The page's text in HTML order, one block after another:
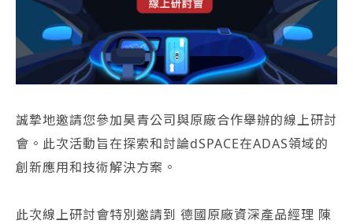
誠摯地邀請您參加昊青公司與原廠合作舉辦的線上研討
會。此次活動旨在探索和討論dSPACE在ADAS領域的
創新應用和技術解決方案。
此次線上研討會特別邀請到 德國原廠資深產品經理 陳